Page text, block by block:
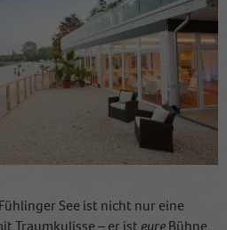
See ist nicht nur eine